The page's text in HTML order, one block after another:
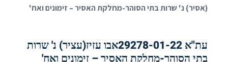
(אסיר) נ' שרות בתי הסוהר-מחלקת האסיר – זימונים ואח'
עת"א 29278-01-22אבו עזיז(עציר) נ' שרות
בתי הסוהר-מחלקת האסיר – זימונים ואח'